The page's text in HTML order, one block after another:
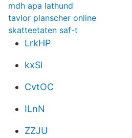
mdh apa lathund
tavlor planscher online
skatteetaten saf-t
LrkHP
kxSl
CvtOC
ILnN
ZZJU